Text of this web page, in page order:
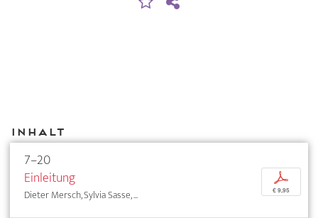
Inhalt
7–20
Einleitung
Dieter Mersch, Sylvia Sasse, ...
p
€ 9,95